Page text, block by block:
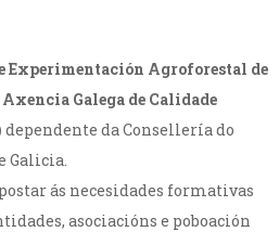
Experimentación Agroforestal de
Axencia Galega de Calidade
dependente da Consellería do
Galicia.
ás necesidades formativas
asociacións e poboación